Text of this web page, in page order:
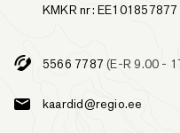
KMKR nr: EE101857877
5566 7787 (E-R 9.00 -
kaardid@regio.ee